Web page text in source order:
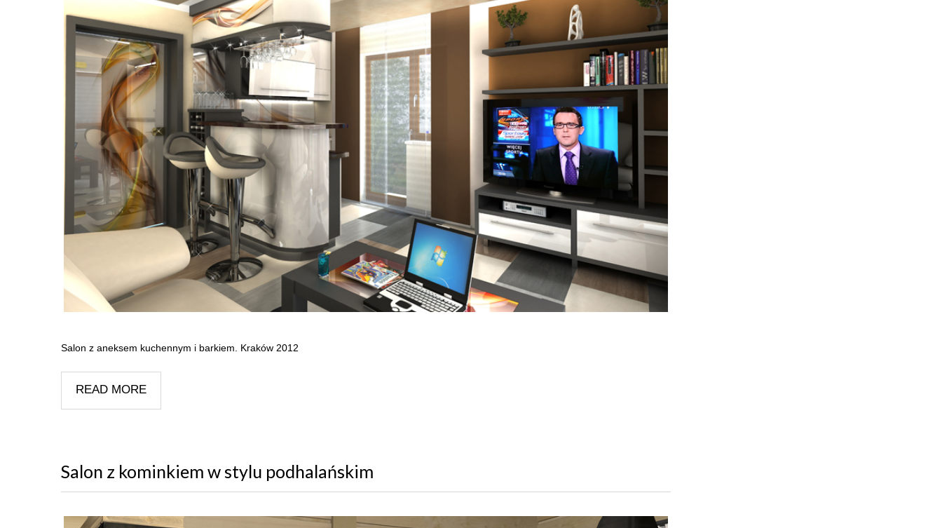
Salon z aneksem kuchennym i barkiem. Kraków 2012
READ MORE
Salon z kominkiem w stylu podhalańskim